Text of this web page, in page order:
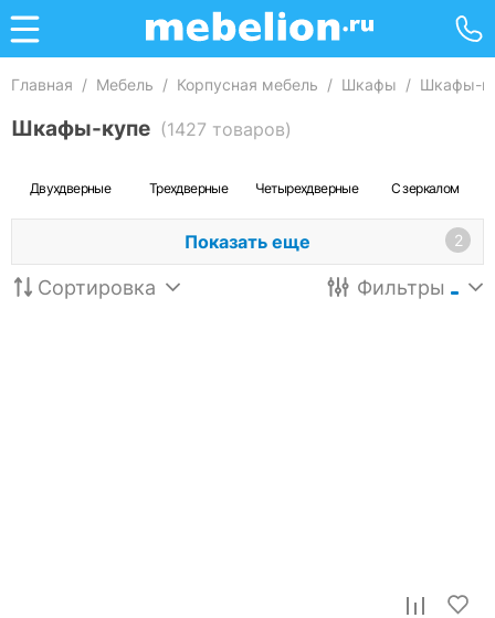
Главная / Мебель / Корпусная мебель / Шкафы / Шкафы-
Шкафы-купе (1427 товаров)
Двухдверные Трехдверные Четырехдверные С зеркалом
Показать еще 2
Сортировка Фильтры